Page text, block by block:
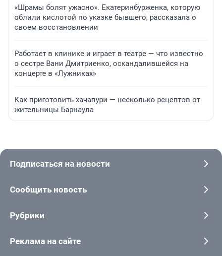
«Шрамы болят ужасно». Екатеринбурженка, которую
облили кислотой по указке бывшего, рассказала о
своем восстановлении
Работает в клинике и играет в театре — что известно
о сестре Вани Дмитриенко, оскандалившейся на
концерте в «Лужниках»
Как приготовить хачапури — несколько рецептов от
жительницы Барнаула
Подписаться на новости
Сообщить новость
Рубрики
Реклама на сайте